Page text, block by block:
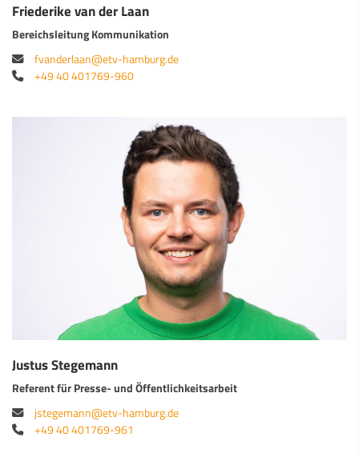
Friederike van der Laan
Bereichsleitung Kommunikation
fvanderlaan@etv-hamburg.de
+49 40 401769-960
Justus Stegemann
Referent für Presse- und Öffentlichkeitsarbeit
jstegemann@etv-hamburg.de
+49 40 401769-961